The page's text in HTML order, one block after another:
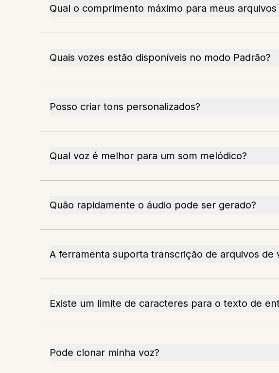
Qual o comprimento máximo para meus arquivos
Quais vozes estão disponíveis no modo Padrão?
Posso criar tons personalizados?
Qual voz é melhor para um som melódico?
Quão rapidamente o áudio pode ser gerado?
A ferramenta suporta transcrição de arquivos de
Existe um limite de caracteres para o texto de
Pode clonar minha voz?